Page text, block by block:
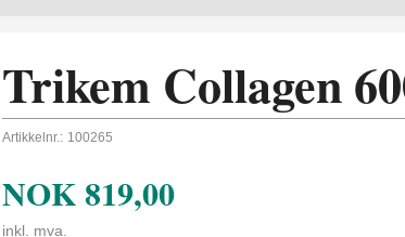
Trikem Collagen
Artikkelnr.: 100265
NOK 819,00
inkl. mva.